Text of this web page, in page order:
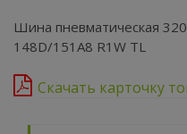
Шина пневматическая
148D/151A8 R1W TL
Скачать карточку